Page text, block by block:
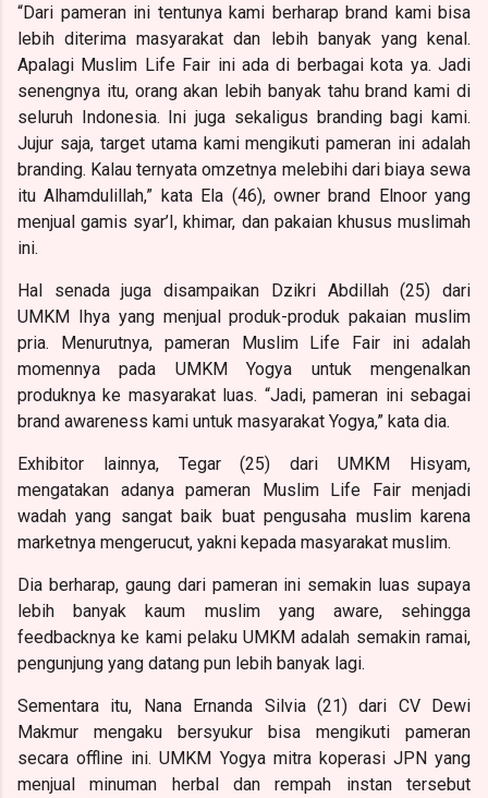
“Dari pameran ini tentunya kami berharap brand kami bisa
lebih diterima masyarakat dan lebih banyak yang kenal.
Apalagi Muslim Life Fair ini ada di berbagai kota ya. Jadi
senengnya itu, orang akan lebih banyak tahu brand kami di
seluruh Indonesia. Ini juga sekaligus branding bagi kami.
Jujur saja, target utama kami mengikuti pameran ini adalah
branding. Kalau ternyata omzetnya melebihi dari biaya sewa
itu Alhamdulillah,” kata Ela (46), owner brand Elnoor yang
menjual gamis syar’I, khimar, dan pakaian khusus muslimah
ini.
Hal senada juga disampaikan Dzikri Abdillah (25) dari
UMKM Ihya yang menjual produk-produk pakaian muslim
pria. Menurutnya, pameran Muslim Life Fair ini adalah
momennya pada UMKM Yogya untuk mengenalkan
produknya ke masyarakat luas. “Jadi, pameran ini sebagai
brand awareness kami untuk masyarakat Yogya,” kata dia.
Exhibitor lainnya, Tegar (25) dari UMKM Hisyam,
mengatakan adanya pameran Muslim Life Fair menjadi
wadah yang sangat baik buat pengusaha muslim karena
marketnya mengerucut, yakni kepada masyarakat muslim.
Dia berharap, gaung dari pameran ini semakin luas supaya
lebih banyak kaum muslim yang aware, sehingga
feedbacknya ke kami pelaku UMKM adalah semakin ramai,
pengunjung yang datang pun lebih banyak lagi.
Sementara itu, Nana Ernanda Silvia (21) dari CV Dewi
Makmur mengaku bersyukur bisa mengikuti pameran
secara offline ini. UMKM Yogya mitra koperasi JPN yang
menjual minuman herbal dan rempah instan tersebut